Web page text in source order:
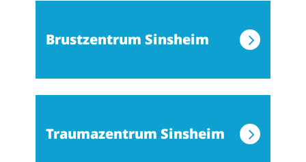
Brustzentrum Sinsheim
Traumazentrum Sinsheim